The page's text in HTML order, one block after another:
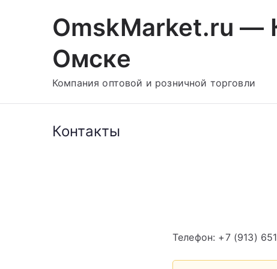
OmskMarket.ru —
Омске
Компания оптовой и розничной торговли
Контакты
Телефон: +7 (913)